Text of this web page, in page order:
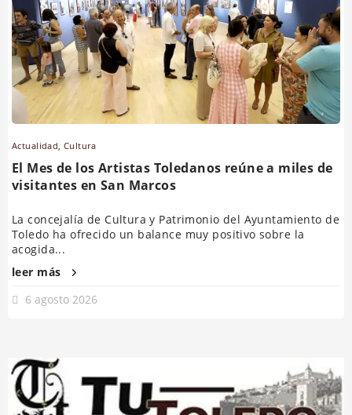
Actualidad,Cultura
El Mes de los Artistas Toledanos reúne a miles de
visitantes en San Marcos
La concejalía de Cultura y Patrimonio del Ayuntamiento de
Toledo ha ofrecido un balance muy positivo sobre la
acogida...
leer más
6 agosto 2026